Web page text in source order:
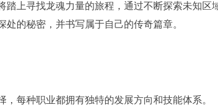
踏上寻找龙魂力量的旅程，通过不断探索未知区
处的秘密，并书写属于自己的传奇篇章。
，每种职业都拥有独特的发展方向和技能体系。